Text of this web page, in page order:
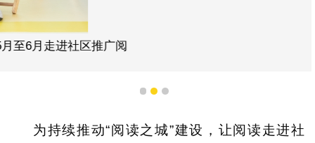
1 2 3
为持续推动“阅读之城”建设，让阅读走进社